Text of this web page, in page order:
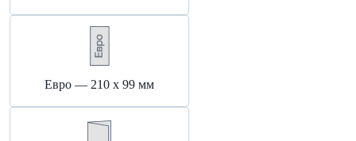
Евро — 210 х 99 мм